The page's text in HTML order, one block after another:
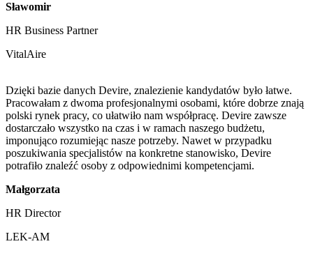
Sławomir
HR Business Partner
VitalAire
Dzięki bazie danych Devire, znalezienie kandydatów było łatwe.
Pracowałam z dwoma profesjonalnymi osobami, które dobrze znają
polski rynek pracy, co ułatwiło nam współpracę. Devire zawsze
dostarczało wszystko na czas i w ramach naszego budżetu,
imponująco rozumiejąc nasze potrzeby. Nawet w przypadku
poszukiwania specjalistów na konkretne stanowisko, Devire
potrafiło znaleźć osoby z odpowiednimi kompetencjami.
Małgorzata
HR Director
LEK-AM